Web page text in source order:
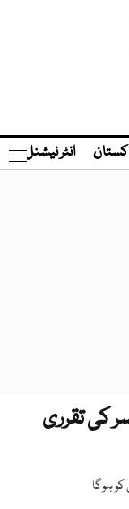
انٹر نیشنل
کی تقرری